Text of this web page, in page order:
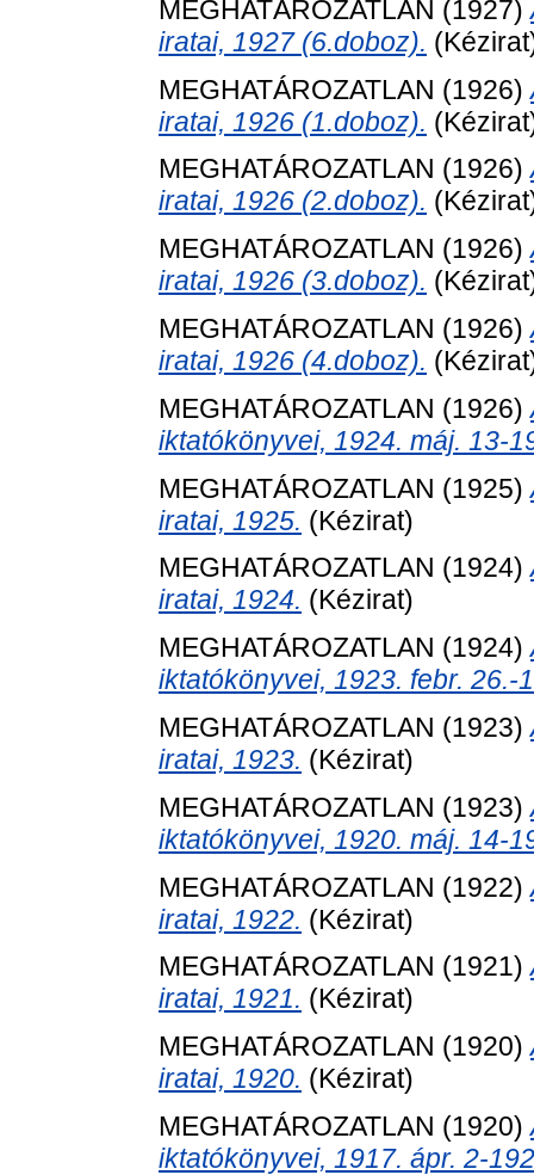
MEGHATÁROZATLAN (1927)
iratai, 1927 (6.doboz).
MEGHATÁROZATLAN (1926)
iratai, 1926 (1.doboz).
MEGHATÁROZATLAN (1926)
iratai, 1926 (2.doboz).
MEGHATÁROZATLAN (1926)
iratai, 1926 (3.doboz).
MEGHATÁROZATLAN (1926)
iratai, 1926 (4.doboz).
MEGHATÁROZATLAN (1926)
iktatókönyvei, 1924. máj. 13-
MEGHATÁROZATLAN (1925)
iratai, 1925. (Kézirat)
MEGHATÁROZATLAN (1924)
iratai, 1924. (Kézirat)
MEGHATÁROZATLAN (1924)
iktatókönyvei, 1923. febr. 26.-
MEGHATÁROZATLAN (1923)
iratai, 1923. (Kézirat)
MEGHATÁROZATLAN (1923)
iktatókönyvei, 1920. máj. 14-
MEGHATÁROZATLAN (1922)
iratai, 1922. (Kézirat)
MEGHATÁROZATLAN (1921)
iratai, 1921. (Kézirat)
MEGHATÁROZATLAN (1920)
iratai, 1920. (Kézirat)
MEGHATÁROZATLAN (1920)
iktatókönyvei, 1917. ápr. 2-